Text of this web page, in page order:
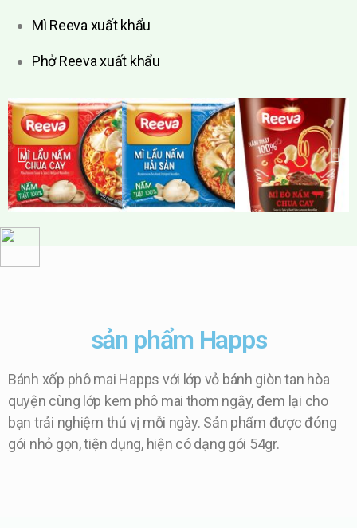
Mì Reeva xuất khẩu
Phở Reeva xuất khẩu
sản phẩm Happs
Bánh xốp phô mai Happs với lớp vỏ bánh giòn tan hòa
quyện cùng lớp kem phô mai thơm ngậy, đem lại cho
bạn trải nghiệm thú vị mỗi ngày. Sản phẩm được đóng
gói nhỏ gọn, tiện dụng, hiện có dạng gói 54gr.